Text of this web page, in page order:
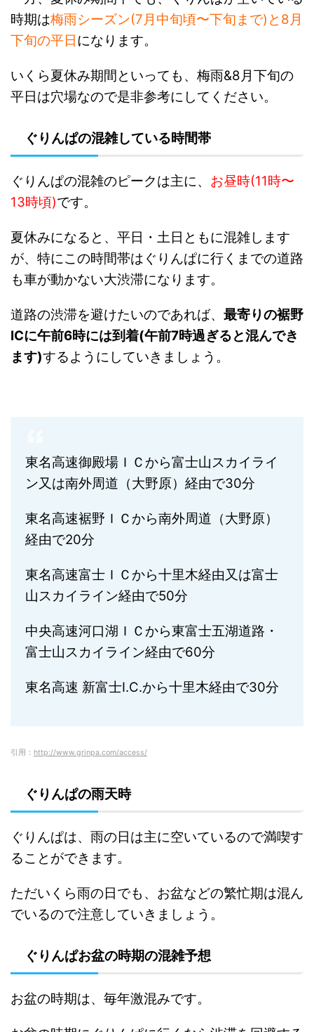
時期は梅雨シーズン(7月中旬頃〜下旬まで)と8月
下旬の平日になります。
いくら夏休み期間といっても、梅雨&8月下旬の
平日は穴場なので是非参考にしてください。
ぐりんぱの混雑している時間帯
ぐりんぱの混雑のピークは主に、 お昼時(11時〜
13時頃)です。
夏休みになると、平日・土日ともに混雑します
が、特にこの時間帯はぐりんぱに行くまでの道路
も車が動かない大渋滞になります。
道路の渋滞を避けたいのであれば、 最寄りの裾野
ICに午前6時には到着(午前7時過ぎると混んでき
ます)するようにしていきましょう。
東名高速御殿場ＩＣから富士山スカイライ
ン又は南外周道（大野原）経由で30分
東名高速裾野ＩＣから南外周道（大野原）
経由で20分
東名高速富士ＩＣから十里木経由又は富士
山スカイライン経由で50分
中央高速河口湖ＩＣから東富士五湖道路・
富士山スカイライン経由で60分
東名高速 新富士I.C.から十里木経由で30分
引用： http://www.grinpa.com/access/
ぐりんぱの雨天時
ぐりんぱは、雨の日は主に空いているので満喫す
ることができます。
ただいくら雨の日でも、お盆などの繁忙期は混ん
でいるので注意していきましょう。
ぐりんぱお盆の時期の混雑予想
お盆の時期は、毎年激混みです。